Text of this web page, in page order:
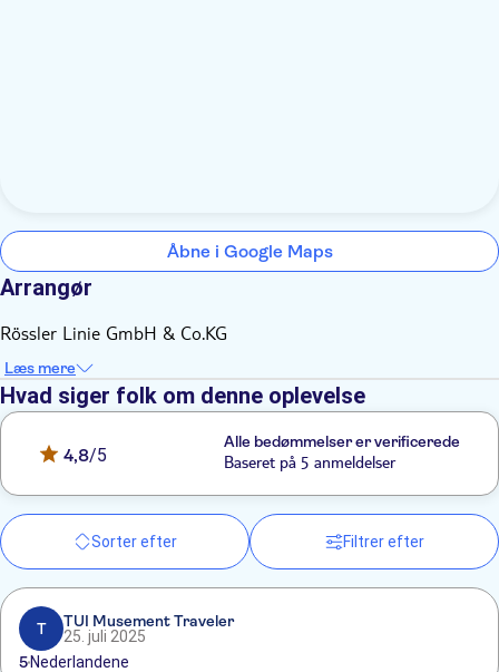
Åbne i Google Maps
Arrangør
Rössler Linie GmbH & Co.KG
Læs mere
Hvad siger folk om denne oplevelse
4,8/5
Alle bedømmelser er verificerede
Baseret på 5 anmeldelser
Sorter efter Filtrer efter
T
TUI Musement Traveler
25. juli 2025
5 Nederlandene